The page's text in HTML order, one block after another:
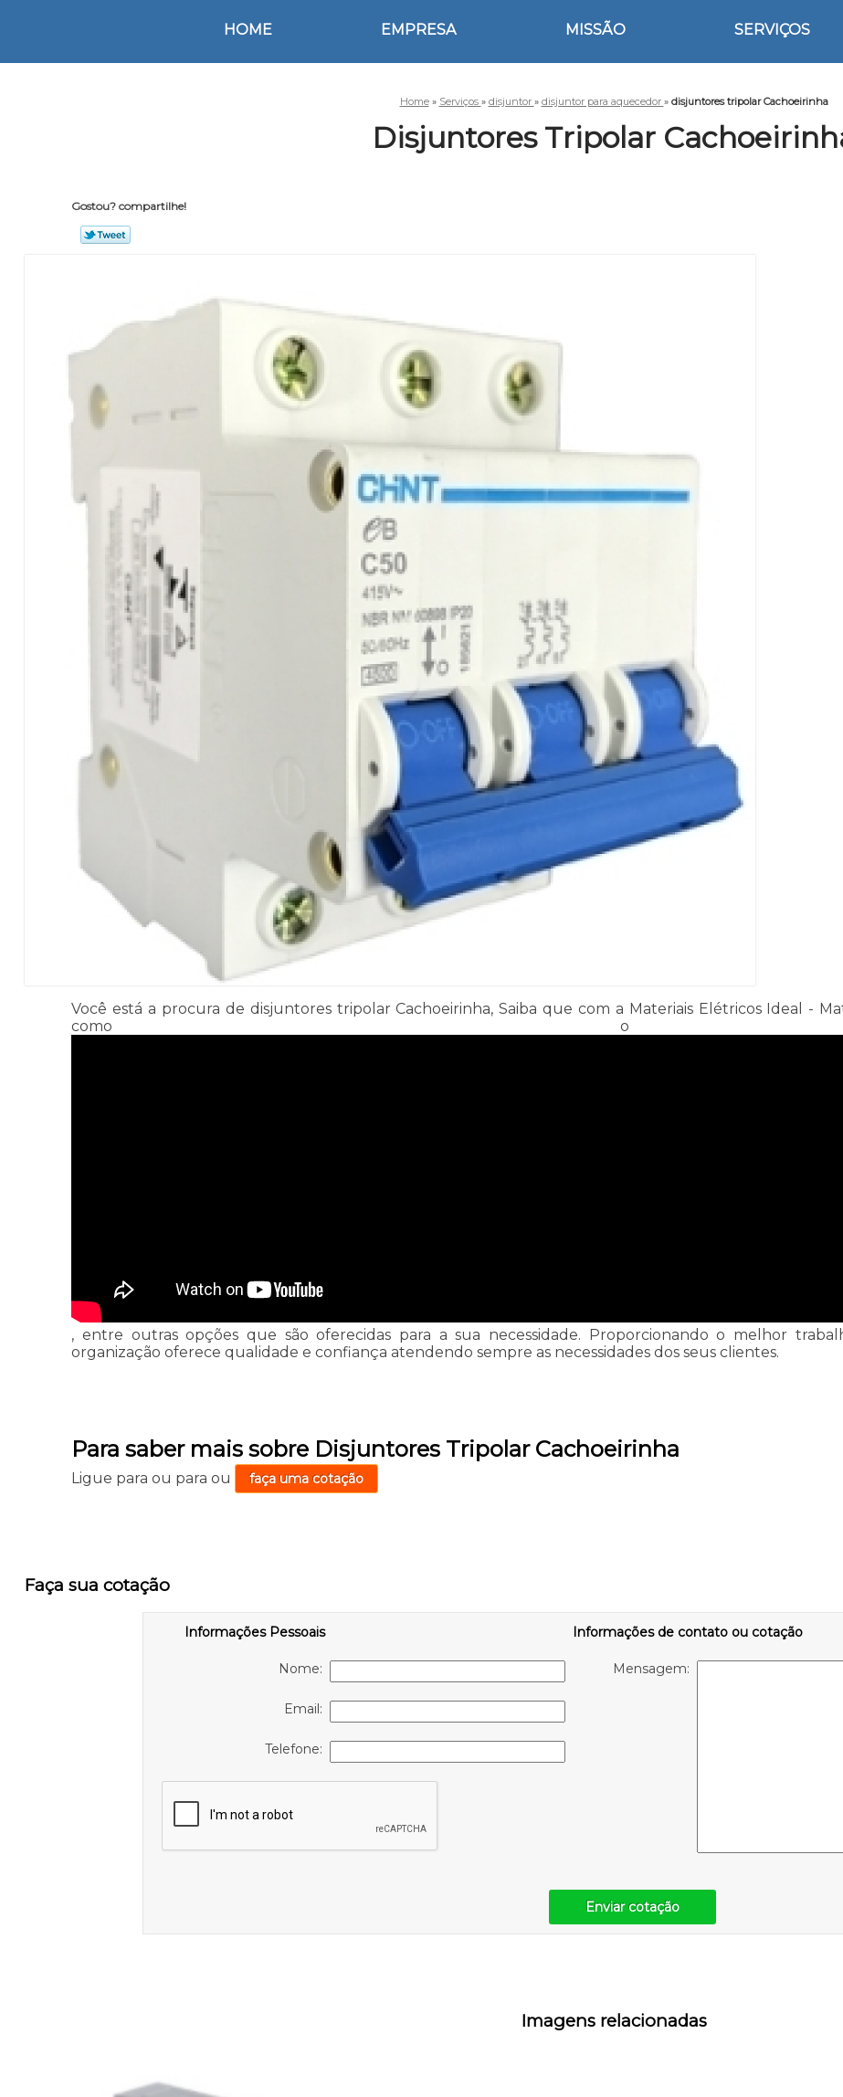
HOME EMPRESA MISSÃO SERVIÇOS
Home » Serviços » disjuntor » disjuntor para aquecedor » disjuntores tripolar Cachoeirinha
Disjuntores Tripolar
Gostou? compartilhe!
Você está a procura de disjuntores tripolar Cachoeirinha, Saiba que com a Materiais Elétricos Ideal -
como
, entre outras opções que são oferecidas para a sua necessidade. Proporcionando o melhor
organização oferece qualidade e confiança atendendo sempre as necessidades dos seus clientes.
Para saber mais sobre Disjuntores Tripolar Cachoeirinha
Ligue paraou paraou faça uma cotação
Faça sua cotação
Informações Pessoais
Nome:
Email:
Telefone:
Informações de contato ou cotação
Mensagem:
Enviar cotação
Imagens relacionadas